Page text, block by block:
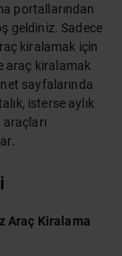
portallarından
geldiniz. Sadece
kiralamak için
araç kiralamak
sayfalarında
isterse aylık
Araç Kiralama